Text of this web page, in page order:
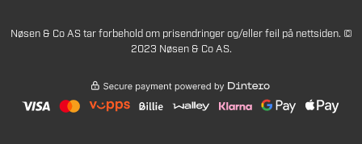
Nøsen & Co AS tar forbehold om prisendringer og/eller feil på nettsiden. ©
2023 Nøsen & Co AS.